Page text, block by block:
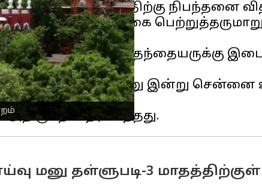
நீதிமன்றத்திற்கு நிபந்தனை
பராமரிப்பு தொகை பெற்றுத்தருமாறு
நிலையில், தாய் தந்தையருக்கு
செய்த சீராய்வு மனு இன்று
மனு தள்ளுபடி-3